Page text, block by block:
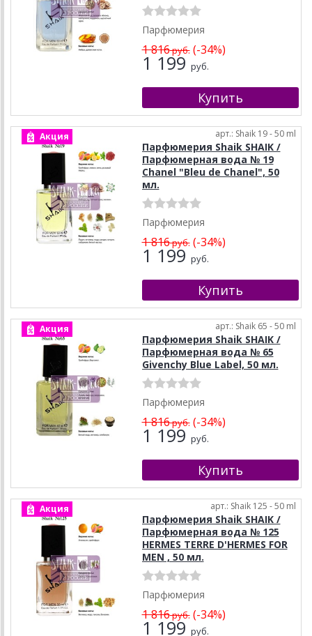
Парфюмерия
1 816руб.(-34%)
1 199 руб.
Акция арт.: Shaik 19 - 50 ml
Парфюмерия Shaik SHAIK /
Парфюмерная вода № 19
Chanel "Bleu de Chanel", 50
мл.
Парфюмерия
1 816руб.(-34%)
1 199 руб.
Акция арт.: Shaik 65 - 50 ml
Парфюмерия Shaik SHAIK /
Парфюмерная вода № 65
Givenchy Blue Label, 50 мл.
Парфюмерия
1 816руб.(-34%)
1 199 руб.
Акция арт.: Shaik 125 - 50 ml
Парфюмерия Shaik SHAIK /
Парфюмерная вода № 125
HERMES TERRE D'HERMES FOR
MEN , 50 мл.
Парфюмерия
1 816руб.(-34%)
1 199 руб.